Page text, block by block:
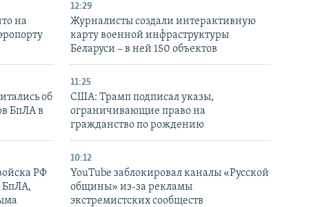
на
12:29
Журналисты создали интерактивную
карту военной инфраструктуры
Беларуси – в ней 150 объектов
об
БпЛА в
11:25
США: Трамп подписал указы,
ограничивающие право на
гражданство по рождению
РФ
БпЛА,
10:12
YouTube заблокировал каналы «Русской
общины» из-за рекламы
экстремистских сообществ